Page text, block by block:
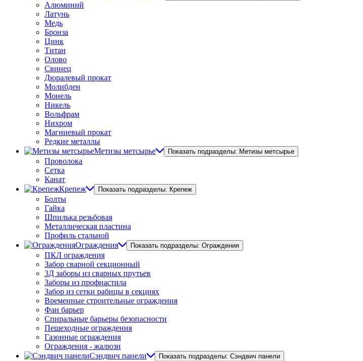
Алюминий
Латунь
Медь
Бронза
Цинк
Титан
Олово
Свинец
Дюралевый прокат
Молибден
Монель
Никель
Вольфрам
Нихром
Магниевый прокат
Редкие металлы
Метизы метсырье
Показать подразделы: Метизы метсырье
Проволока
Сетка
Канат
Крепеж
Показать подразделы: Крепеж
Болты
Гайка
Шпилька резьбовая
Металлическая пластина
Профиль стальной
Ограждения
Показать подразделы: Ограждения
ПКЛ ограждения
Забор сварной секционный
3Д заборы из сварных прутьев
Заборы из профнастила
Забор из сетки рабицы в секциях
Временные строительные ограждения
Фан барьер
Спиральные барьеры безопасности
Пешеходные ограждения
Газонные ограждения
Ограждения - жалюзи
Сэндвич панели
Показать подразделы: Сэндвич панели